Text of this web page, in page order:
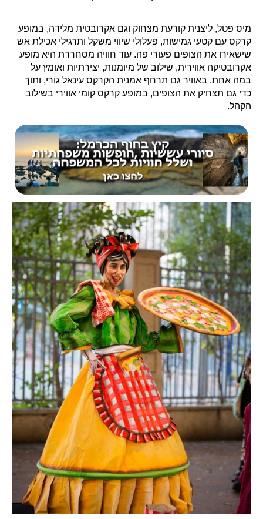
מיס פטל, ליצנית קורעת מצחוק וגם אקרובטית מלידה, במופע
קרקס עם קטעי גמישות, פעלולי שיווי משקל ותרגילי אכילת אש
שישאירו את הצופים פעורי פה. עוד חוויה מסחררת היא מופע
אקרובטיקה אווירית, שילוב של מיומנות, יצירתיות ואומץ על
במה אחת. באוויר גם תרחף אמנית הקרקס עינאל גורי, ותוך
כדי גם תצחיק את הצופים, במופע קרקס קומי אווירי בשילוב
הקהל.